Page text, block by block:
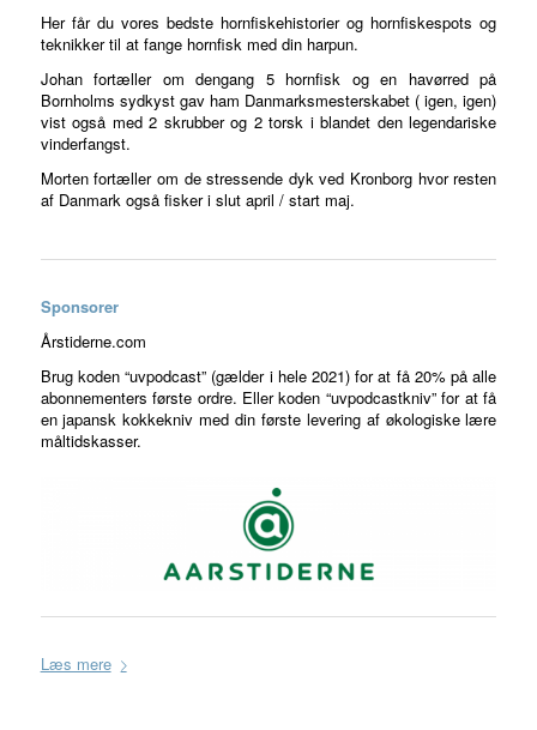
Her får du vores bedste hornfiskehistorier og hornfiskespots og
teknikker til at fange hornfisk med din harpun.
Johan fortæller om dengang 5 hornfisk og en havørred på
Bornholms sydkyst gav ham Danmarksmesterskabet ( igen, igen)
vist også med 2 skrubber og 2 torsk i blandet den legendariske
vinderfangst.
Morten fortæller om de stressende dyk ved Kronborg hvor resten
af Danmark også fisker i slut april / start maj.
Sponsorer
Årstiderne.com
Brug koden “uvpodcast” (gælder i hele 2021) for at få 20% på alle
abonnementers første ordre. Eller koden “uvpodcastkniv” for at få
en japansk kokkekniv med din første levering af økologiske lære
måltidskasser.
Læs mere